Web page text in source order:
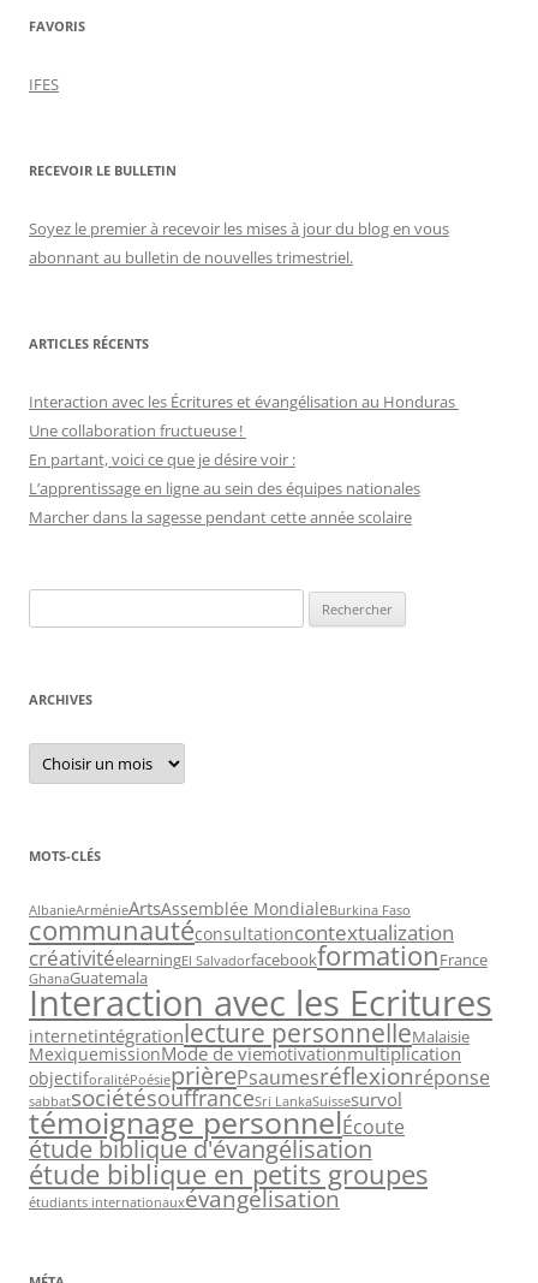
FAVORIS
IFES
RECEVOIR LE BULLETIN
Soyez le premier à recevoir les mises à jour du blog en vous
abonnant au bulletin de nouvelles trimestriel.
ARTICLES RÉCENTS
Interaction avec les Écritures et évangélisation au Honduras
Une collaboration fructueuse !
En partant, voici ce que je désire voir :
L’apprentissage en ligne au sein des équipes nationales
Marcher dans la sagesse pendant cette année scolaire
pour :
ARCHIVES
Archives
MOTS-CLÉS
AlbanieArménieArtsAssemblée MondialeBurkina Faso
communautéconsultationcontextualization
créativitéelearningEl SalvadorfacebookformationFrance
GhanaGuatemala
Interaction avec les Ecritures
internetintégrationlecture personnelleMalaisie
MexiquemissionMode de viemotivationmultiplication
objectiforalitéPoésieprièrePsaumesréflexionréponse
sabbatsociétésouffranceSri LankaSuissesurvol
témoignage personnelÉcoute
étude biblique d'évangélisation
étude biblique en petits groupes
étudiants internationauxévangélisation